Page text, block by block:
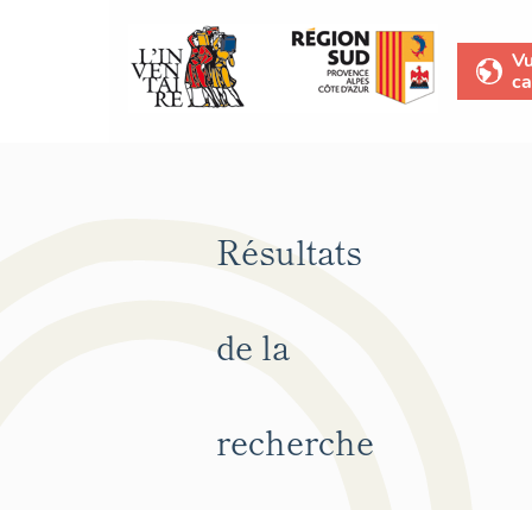
Résultats
de la
recherche